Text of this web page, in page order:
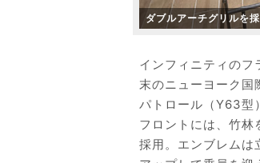
ダブルアーチグリルを
インフィニティの
末のニューヨーク国
パトロール（Y63型
フロントには、竹
採用。エンブレムは